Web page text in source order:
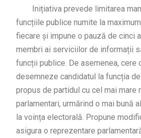
Inițiativa prevede limitarea
funcțiile publice numite la
fiecare și impune o pauză de cinci
membri ai serviciilor de informații
funcții publice. De asemenea, cere
desemneze candidatul la funcția
propus de partidul cu cel mai mare
parlamentari, urmărind o mai bună
la voința electorală. Propune
asigura o reprezentare